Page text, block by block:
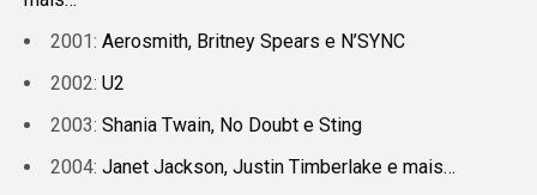
2001: Aerosmith, Britney Spears e N’SYNC
2002: U2
2003: Shania Twain, No Doubt e Sting
2004: Janet Jackson, Justin Timberlake e mais…